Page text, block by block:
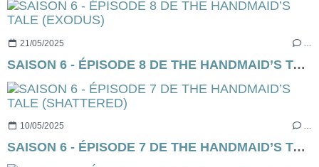
21/05/2025
SAISON 6 - ÉPISODE 8 DE THE HANDMAID’S TALE (EXODUS)
10/05/2025 …
SAISON 6 - ÉPISODE 7 DE THE HANDMAID’S TALE (SHATTERED)